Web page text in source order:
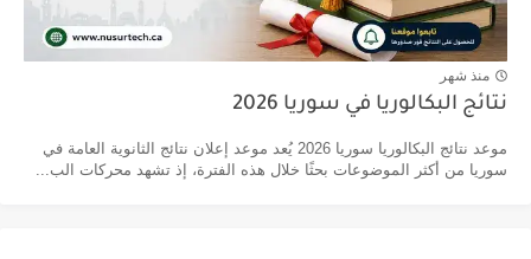
منذ شهر
نتائج البكالوريا في سوريا 2026
موعد نتائج البكالوريا سوريا 2026 يُعد موعد إعلان نتائج الثانوية العامة في
سوريا من أكثر الموضوعات بحثًا خلال هذه الفترة، إذ تشهد محركات الب...